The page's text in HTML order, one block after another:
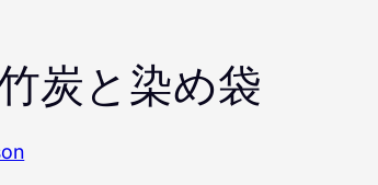
炭と染め袋